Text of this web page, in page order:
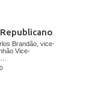
Brandão, vice-
Vice-